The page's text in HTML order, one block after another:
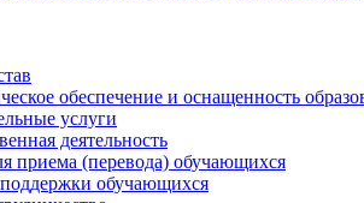
обеспечение и оснащенность
услуги
деятельность
приема (перевода) обучающихся
обучающихся